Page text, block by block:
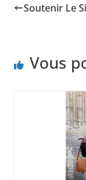
Soutenir Le
Vous